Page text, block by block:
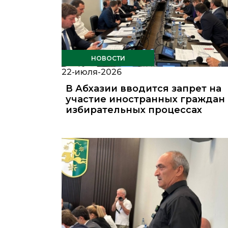
НОВОСТИ
22-июля-2026
В Абхазии вводится запрет на
участие иностранных граждан
избирательных процессах